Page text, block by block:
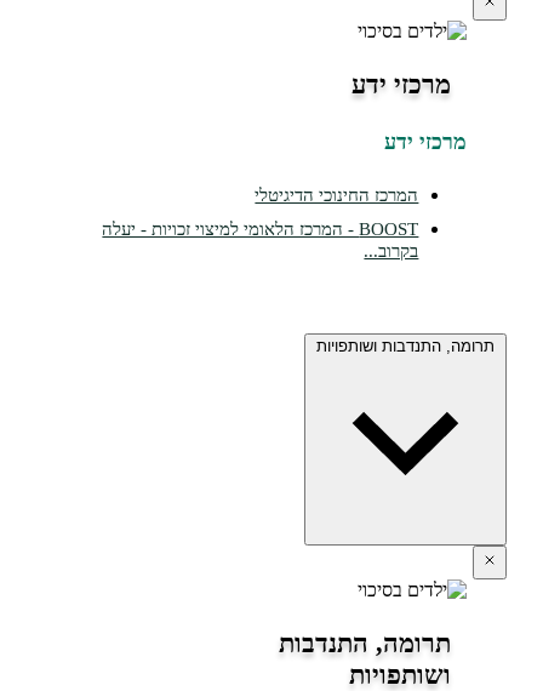
מרכזי ידע
מרכזי ידע
המרכז החינוכי הדיגיטלי
BOOST - המרכז הלאומי למיצוי זכויות - יעלה
בקרוב...
תרומה, התנדבות ושותפויות
תרומה, התנדבות
ושותפויות